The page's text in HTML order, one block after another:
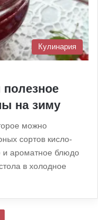
Кулинария
полезное
на зиму
можно
сортов кисло-
и ароматное блюдо
в холодное